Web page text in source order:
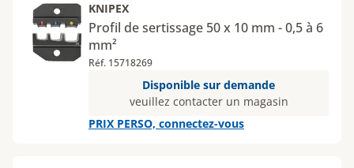
KNIPEX
Profil de sertissage 50 x 10 mm - 0,5 à 6
mm²
Réf. 15718269
Disponible sur demande
veuillez contacter un magasin
PRIX PERSO, connectez-vous